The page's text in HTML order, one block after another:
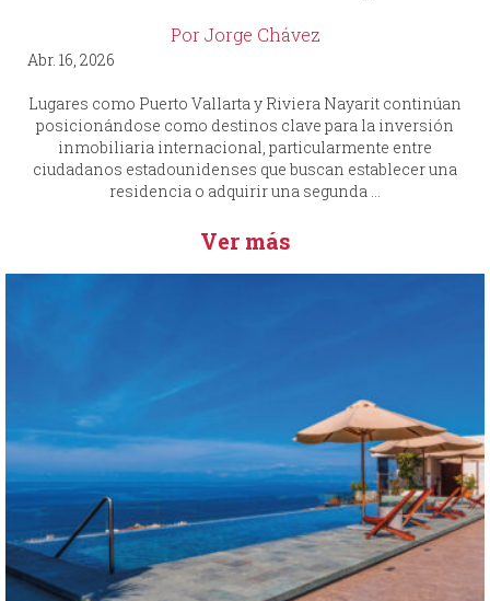
Por Jorge Chávez
Abr. 16, 2026
Lugares como Puerto Vallarta y Riviera Nayarit continúan
posicionándose como destinos clave para la inversión
inmobiliaria internacional, particularmente entre
ciudadanos estadounidenses que buscan establecer una
residencia o adquirir una segunda ...
Ver más